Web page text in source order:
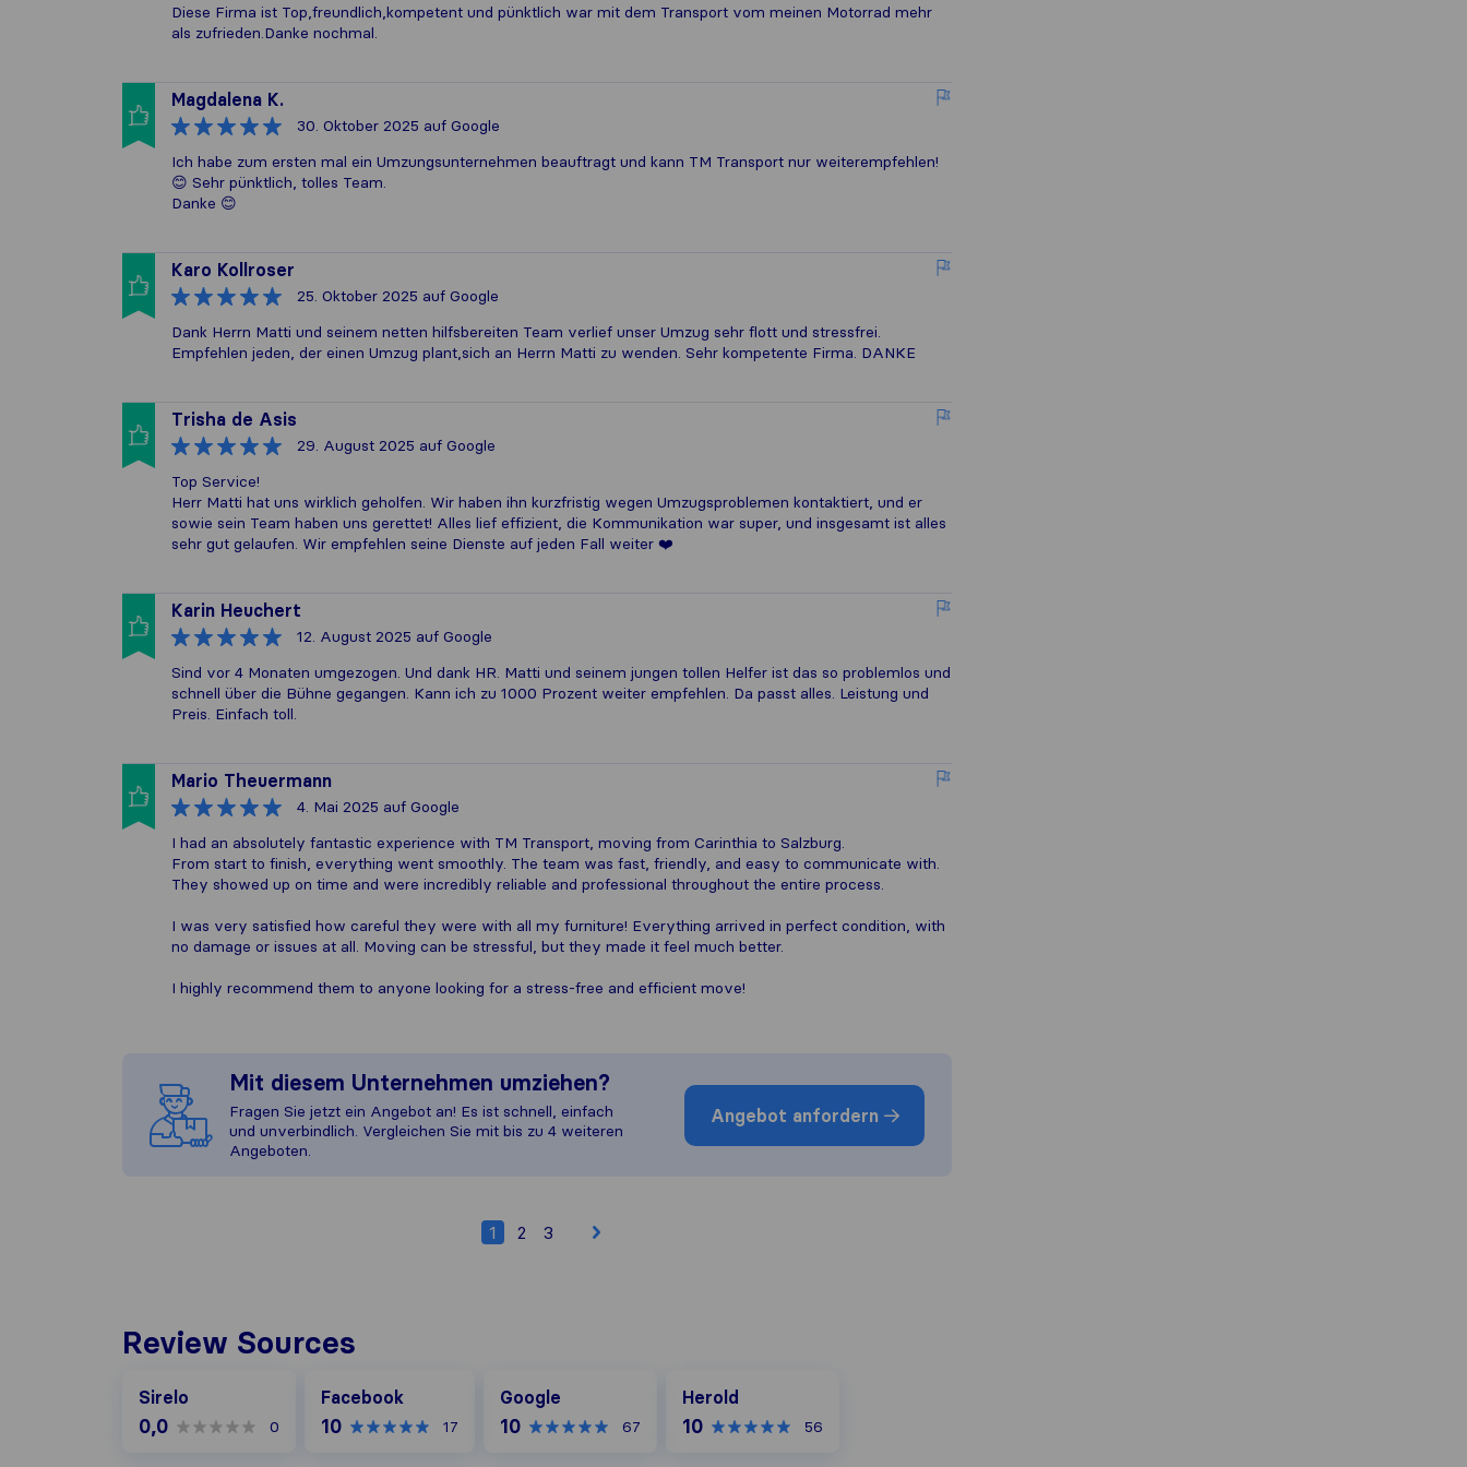
Diese Firma ist Top,freundlich,kompetent und pünktlich war mit dem Transport vom meinen Motorrad mehr
als zufrieden.Danke nochmal.
Magdalena K.
30. Oktober 2025 auf Google
Ich habe zum ersten mal ein Umzungsunternehmen beauftragt und kann TM Transport nur weiterempfehlen!
😊 Sehr pünktlich, tolles Team.
Danke 😊
Karo Kollroser
25. Oktober 2025 auf Google
Dank Herrn Matti und seinem netten hilfsbereiten Team verlief unser Umzug sehr flott und stressfrei.
Empfehlen jeden, der einen Umzug plant,sich an Herrn Matti zu wenden. Sehr kompetente Firma. DANKE
Trisha de Asis
29. August 2025 auf Google
Top Service!
Herr Matti hat uns wirklich geholfen. Wir haben ihn kurzfristig wegen Umzugsproblemen kontaktiert, und er
sowie sein Team haben uns gerettet! Alles lief effizient, die Kommunikation war super, und insgesamt ist alles
sehr gut gelaufen. Wir empfehlen seine Dienste auf jeden Fall weiter ❤️
Karin Heuchert
12. August 2025 auf Google
Sind vor 4 Monaten umgezogen. Und dank HR. Matti und seinem jungen tollen Helfer ist das so problemlos und
schnell über die Bühne gegangen. Kann ich zu 1000 Prozent weiter empfehlen. Da passt alles. Leistung und
Preis. Einfach toll.
Mario Theuermann
4. Mai 2025 auf Google
I had an absolutely fantastic experience with TM Transport, moving from Carinthia to Salzburg.
From start to finish, everything went smoothly. The team was fast, friendly, and easy to communicate with.
They showed up on time and were incredibly reliable and professional throughout the entire process.
I was very satisfied how careful they were with all my furniture! Everything arrived in perfect condition, with
no damage or issues at all. Moving can be stressful, but they made it feel much better.
I highly recommend them to anyone looking for a stress-free and efficient move!
Mit diesem Unternehmen umziehen?
Fragen Sie jetzt ein Angebot an! Es ist schnell, einfach
und unverbindlich. Vergleichen Sie mit bis zu 4 weiteren
Angeboten.
Angebot anfordern
1 2 3
Review Sources
Sirelo
0,0 0
Facebook
10 17
Google
10 67
Herold
10 56